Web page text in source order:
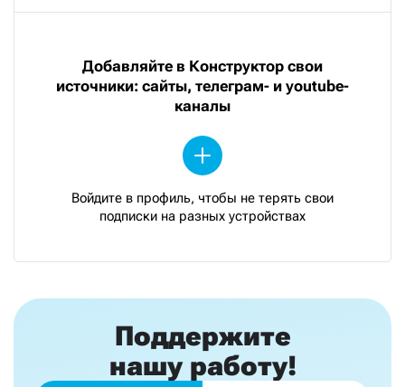
Добавляйте в Конструктор свои
источники: сайты, телеграм- и youtube-
каналы
Войдите в профиль, чтобы не терять свои
подписки на разных устройствах
Поддержите
нашу работу!